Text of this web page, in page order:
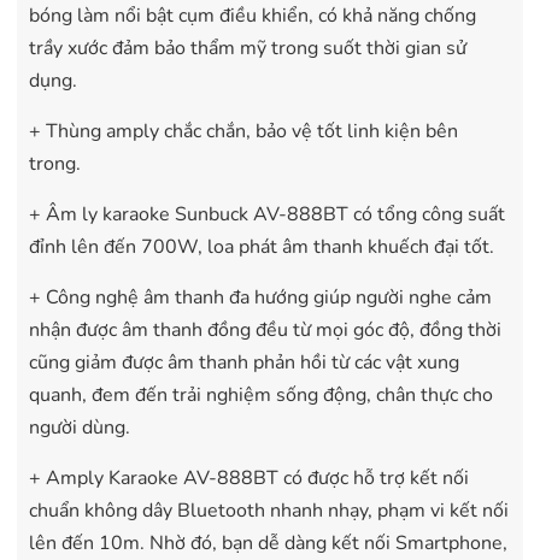
bóng làm nổi bật cụm điều khiển, có khả năng chống
trầy xước đảm bảo thẩm mỹ trong suốt thời gian sử
dụng.
+ Thùng amply chắc chắn, bảo vệ tốt linh kiện bên
trong.
+ Âm ly karaoke Sunbuck AV-888BT có tổng công suất
đỉnh lên đến 700W, loa phát âm thanh khuếch đại tốt.
+ Công nghệ âm thanh đa hướng giúp người nghe cảm
nhận được âm thanh đồng đều từ mọi góc độ, đồng thời
cũng giảm được âm thanh phản hồi từ các vật xung
quanh, đem đến trải nghiệm sống động, chân thực cho
người dùng.
+ Amply Karaoke AV-888BT có được hỗ trợ kết nối
chuẩn không dây Bluetooth nhanh nhạy, phạm vi kết nối
lên đến 10m. Nhờ đó, bạn dễ dàng kết nối Smartphone,